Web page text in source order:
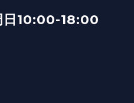
日10:00-18:00